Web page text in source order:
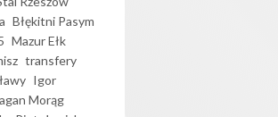
Błękitni Pasym
Mazur Ełk
transfery
Igor
Morąg